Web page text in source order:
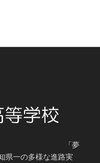
「夢
県一の多様な進路実